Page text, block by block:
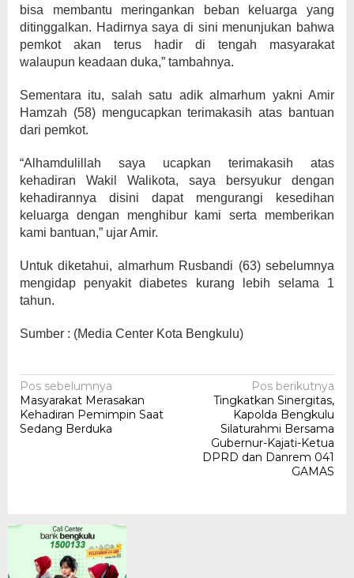
bisa membantu meringankan beban keluarga yang
ditinggalkan. Hadirnya saya di sini menunjukan bahwa
pemkot akan terus hadir di tengah masyarakat
walaupun keadaan duka,” tambahnya.
Sementara itu, salah satu adik almarhum yakni Amir
Hamzah (58) mengucapkan terimakasih atas bantuan
dari pemkot.
“Alhamdulillah saya ucapkan terimakasih atas
kehadiran Wakil Walikota, saya bersyukur dengan
kehadirannya disini dapat mengurangi kesedihan
keluarga dengan menghibur kami serta memberikan
kami bantuan,” ujar Amir.
Untuk diketahui, almarhum Rusbandi (63) sebelumnya
mengidap penyakit diabetes kurang lebih selama 1
tahun.
Sumber : (Media Center Kota Bengkulu)
Navigasi
pos
Pos sebelumnya
Masyarakat Merasakan
Kehadiran Pemimpin Saat
Sedang Berduka
Pos berikutnya
Tingkatkan Sinergitas,
Kapolda Bengkulu
Silaturahmi Bersama
Gubernur-Kajati-Ketua
DPRD dan Danrem 041
GAMAS